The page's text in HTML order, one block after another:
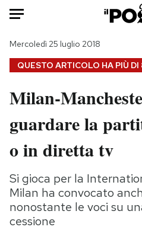
HOME
Italia
Politica
Tecnologia
Scienza
Cultura
Economia
QUESTO ARTICOLO HA PIÙ DI
Mercoledì 25 luglio 2018
Milan-
guardare la
o in diretta tv
Si gioca per la
Milan ha convocato
nonostante le voci su
cessione